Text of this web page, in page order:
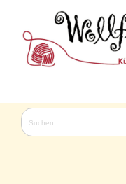
content
Suchen
nach: